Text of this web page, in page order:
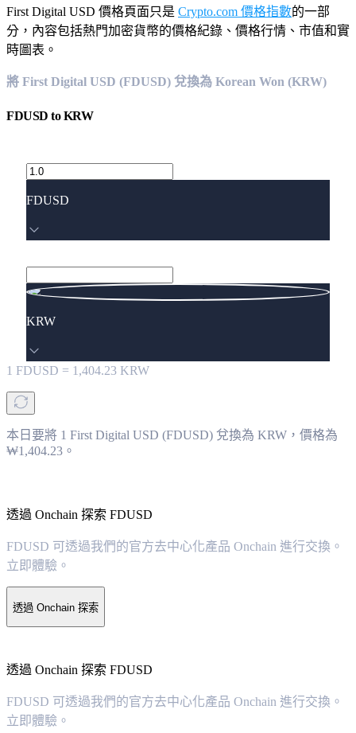
First Digital USD 價格頁面只是 Crypto.com 價格指數的一部
分，內容包括熱門加密貨幣的價格紀錄、價格行情、市值和實
時圖表。
將 First Digital USD (FDUSD) 兌換為 Korean Won (KRW)
FDUSD toKRW
FDUSD
KRW
1 FDUSD = 1,404.23 KRW
本日要將 1 First Digital USD (FDUSD) 兌換為 KRW，價格為
₩1,404.23。
透過 Onchain 探索 FDUSD
FDUSD 可透過我們的官方去中心化產品 Onchain 進行交換。
立即體驗。
透過 Onchain 探索
透過 Onchain 探索 FDUSD
FDUSD 可透過我們的官方去中心化產品 Onchain 進行交換。
立即體驗。